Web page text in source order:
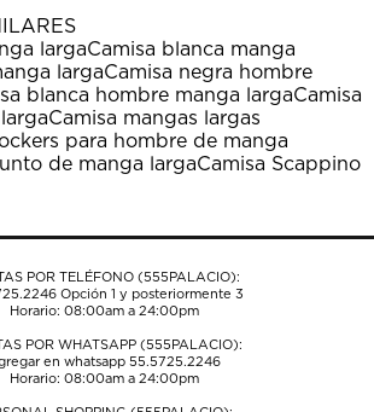
estrellas.
Esta
acción
abrirá
el
formulario
de
largaCamisa blanca manga
largaCamisa negra hombre
blanca hombre manga largaCamisa
Camisa mangas largas
para hombre de manga
de manga largaCamisa Scappino
POR TELÉFONO (555PALACIO):
Opción 1 y posteriormente 3
Horario: 08:00am a 24:00pm
POR WHATSAPP (555PALACIO):
en whatsapp 55.5725.2246
Horario: 08:00am a 24:00pm